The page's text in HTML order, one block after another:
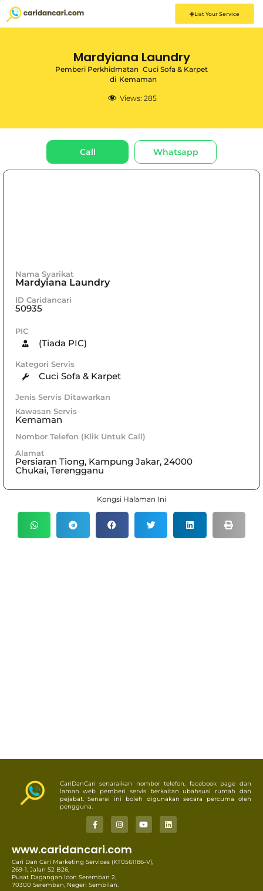
List Your Service
Mardyiana Laundry
Pemberi Perkhidmatan Cuci Sofa & Karpet
di Kemaman
Views: 285
Call Whatsapp
Nama Syarikat
Mardyiana Laundry
ID Caridancari
50935
PIC
(Tiada PIC)
Kategori Servis
Cuci Sofa & Karpet
Jenis Servis Ditawarkan
Kawasan Servis
Kemaman
Nombor Telefon (Klik Untuk Call)
Alamat
Persiaran Tiong, Kampung Jakar, 24000
Chukai, Terengganu
Kongsi Halaman Ini
CariDanCari senaraikan nombor telefon, facebook page dan
laman web pemberi servis berkaitan ubahsuai rumah dan
pejabat. Senarai ini boleh digunakan secara percuma oleh
pengguna.
www.caridancari.com
Cari Dan Cari Marketing Services (KT0561186-V),
269-1, Jalan S2 B26,
Pusat Dagangan Icon Seremban 2,
70300 Seremban, Negeri Sembilan.